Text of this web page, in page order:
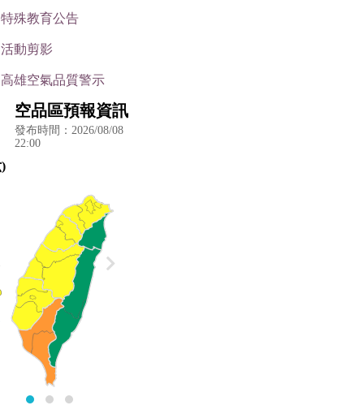
特殊教育公告
活動剪影
高雄空氣品質警示